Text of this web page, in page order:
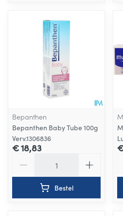
Bepanthen
Bepanthen Baby Tube 100g
Verv.1306836
€ 18,83
Bestel